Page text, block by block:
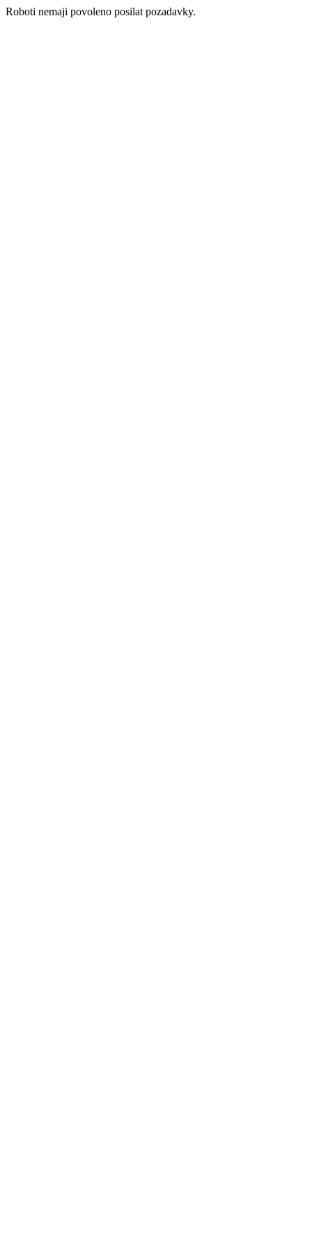
Roboti nemaji povoleno posilat pozadavky.